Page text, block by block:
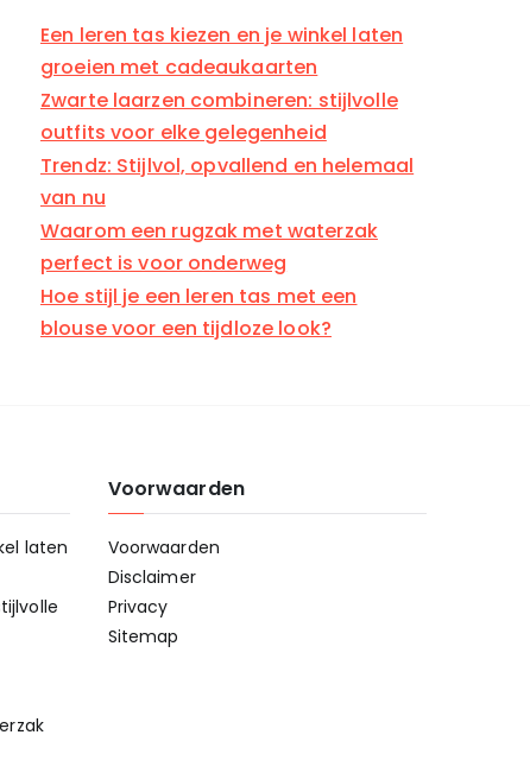
Een leren tas kiezen en je winkel laten
groeien met cadeaukaarten
Zwarte laarzen combineren: stijlvolle
outfits voor elke gelegenheid
Trendz: Stijlvol, opvallend en helemaal
van nu
Waarom een rugzak met waterzak
perfect is voor onderweg
Hoe stijl je een leren tas met een
blouse voor een tijdloze look?
laten
Voorwaarden
Voorwaarden
Disclaimer
Privacy
Sitemap